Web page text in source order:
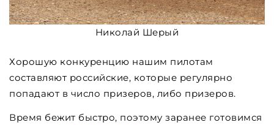
Николай Шерый
Хорошую конкуренцию нашим пилотам
составляют российские, которые регулярно
попадают в число призеров, либо призеров.
Время бежит быстро, поэтому заранее готовимся